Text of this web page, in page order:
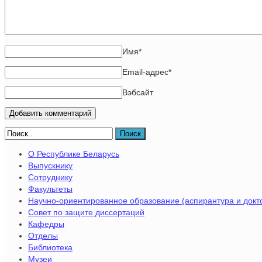
Имя*
Email-адрес*
Вэбсайт
Поиск
О Республике Беларусь
Выпускнику
Сотруднику
Факультеты
Научно-ориентированное образование (аспирантура и
Совет по защите диссертаций
Кафедры
Отделы
Библиотека
Музеи